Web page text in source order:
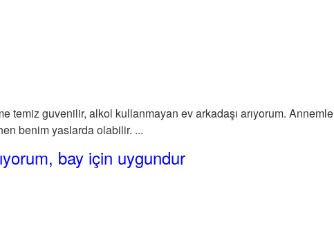
temiz guvenilir, alkol kullanmayan ev arkadaşı arıyorum. Annemle
benim yaslarda olabilir. ...
bay için uygundur